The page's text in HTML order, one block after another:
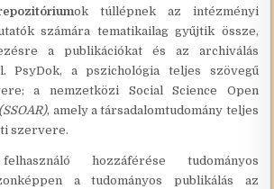
ok túllépnek az intézményi
számára tematikailag gyűjtik össze,
a publikációkat és az archiválás
PsyDok, a pszichológia teljes szövegű
a nemzetközi Social Science Open
(SSOAR), amely a társadalomtudomány teljes
szervere.
hozzáférése tudományos
a tudományos publikálás az